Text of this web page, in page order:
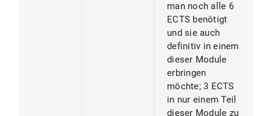
man noch alle 6
ECTS benötigt
und sie auch
definitiv in einem
dieser Module
erbringen
möchte; 3 ECTS
in nur einem Teil
dieser Module zu